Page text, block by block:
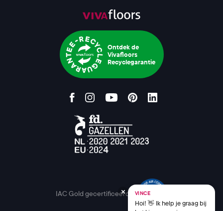
Ontdek de
Vivafloors
Recyclegarantie
IAC Gold gecertificeerd VINCE
Hoi! 👋 Ik help je graag bij